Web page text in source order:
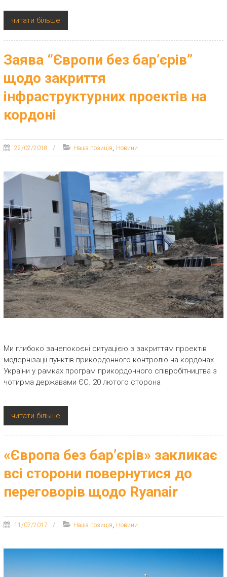
читати більше
Заява “Європи без бар’єрів”
щодо закриття
інфраструктурних проектів на
кордоні
22/02/2018 Наша позиція, Новини
Ми глибоко занепокоєні ситуацією з закриттям проектів
модернізації пунктів прикордонного контролю на кордонах
України у рамках програм прикордонного співробітництва з
чотирма державами ЄС. 20 лютого сторона
читати більше
«Європа без бар’єрів» закликає
всі сторони повернутися до
переговорів щодо Ryanair
11/07/2017 Наша позиція, Новини